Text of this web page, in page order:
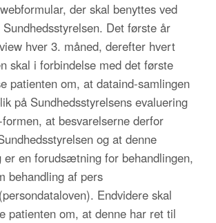
der skal benyttes ved
Det første år
hver 3. måned, derefter hvert
skal i forbindelse med det første
patienten om, at dataind-samlingen
på Sundhedsstyrelsens evaluering
at besvarelserne derfor
og at denne
er en forudsætning for behandlingen,
behandling af pers
Endvidere skal
patienten om, at denne har ret til